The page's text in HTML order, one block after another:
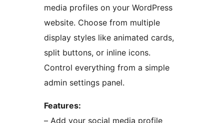
media profiles on your WordPress
website. Choose from multiple
display styles like animated cards,
split buttons, or inline icons.
Control everything from a simple
admin settings panel.
Features:
– Add your social media profile